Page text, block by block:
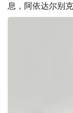
息，阿依达尔别